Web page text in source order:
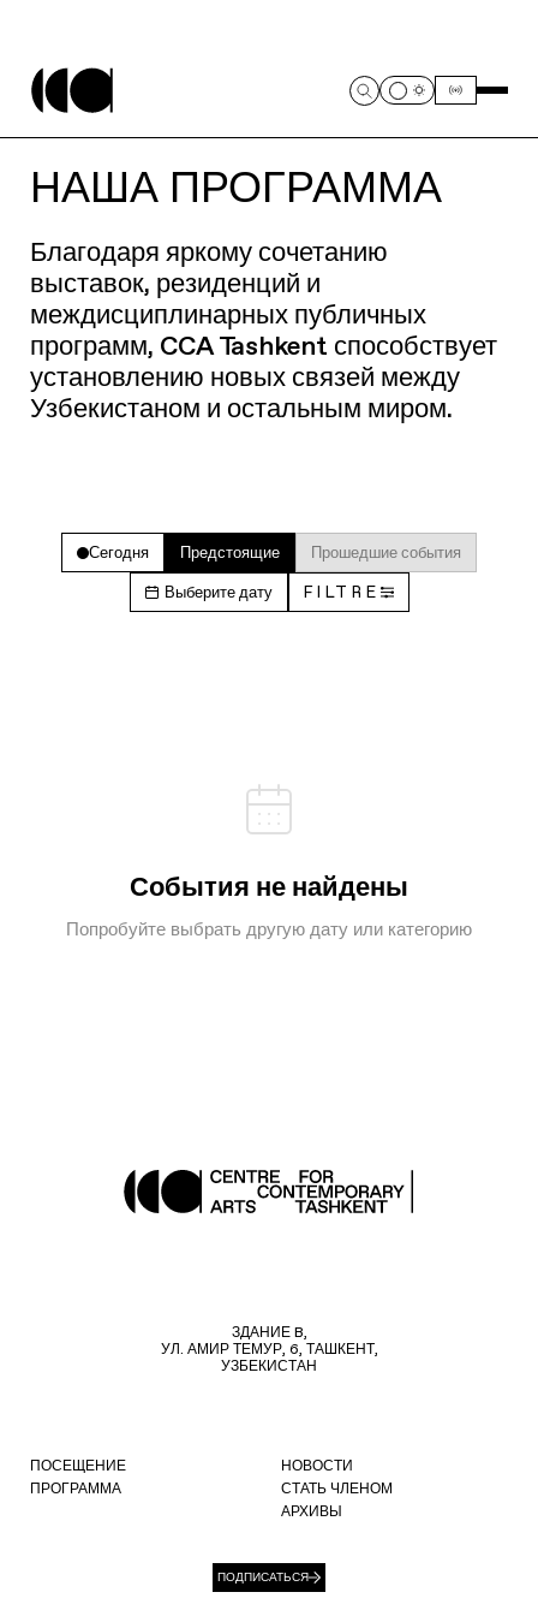
НАША ПРОГРАММА
Благодаря яркому сочетанию
выставок, резиденций и
междисциплинарных публичных
программ, CCA Tashkent способствует
установлению новых связей между
Узбекистаном и остальным миром.
Сегодня Предстоящие Прошедшие события
Выберите дату FILTRE
События не найдены
Попробуйте выбрать другую дату или категорию
ЗДАНИЕ B,
УЛ. АМИР ТЕМУР, 6, ТАШКЕНТ,
УЗБЕКИСТАН
ПОСЕЩЕНИЕ
ПРОГРАММА
НОВОСТИ
СТАТЬ ЧЛЕНОМ
АРХИВЫ
ПОДПИСАТЬСЯ